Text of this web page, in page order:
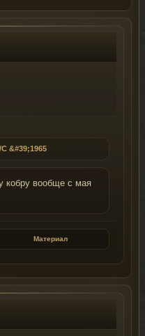
&#39;1965
кобру вообще с мая
Материал